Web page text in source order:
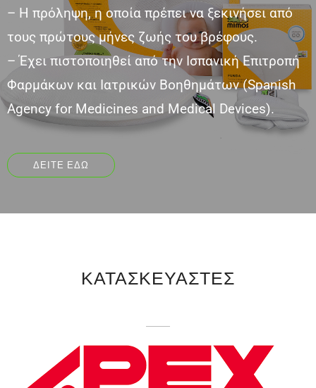
– Η πρόληψη, η οποία πρέπει να ξεκινήσει από
τους πρώτους μήνες ζωής του βρέφους.
– Έχει πιστοποιηθεί από την Ισπανική Επιτροπή
Φαρμάκων και Ιατρικών Βοηθημάτων (Spanish
Agency for Medicines and Medical Devices).
ΔΕΊΤΕ ΕΔΏ
ΚΑΤΑΣΚΕΥΑΣΤΕΣ